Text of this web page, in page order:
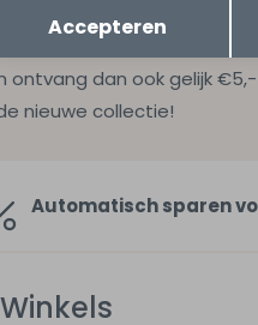
ontvang dan ook gelijk €5,-
nieuwe collectie!
Automatisch sparen
Winkels
Accepteren